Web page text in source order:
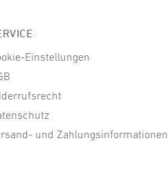
Einstellungen
und Zahlungsinformationen